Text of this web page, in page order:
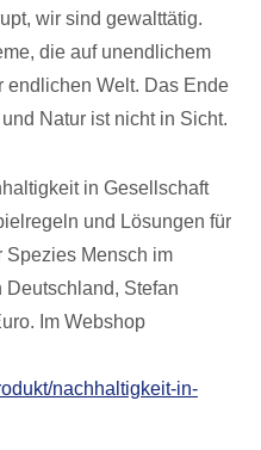
wir sind gewalttätig.
die auf unendlichem
endlichen Welt. Das Ende
Natur ist nicht in Sicht.
in Gesellschaft
und Lösungen für
Spezies Mensch im
Deutschland, Stefan
Im Webshop
nachhaltigkeit-in-